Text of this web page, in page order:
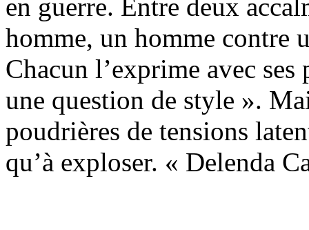
en guerre. Entre deux
homme, un homme contre
Chacun l’exprime avec
une question de style ».
poudrières de tensions
qu’à exploser. « Delenda